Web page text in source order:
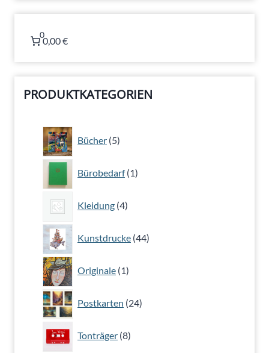
0
0,00 €
PRODUKTKATEGORIEN
Bücher 5
Produkte
Bürobedarf 1
Produkt
Kleidung 4
Produkte
Kunstdrucke 44
Produkte
Originale 1
Produkt
Postkarten 24
Produkte
Tonträger 8
Produkte